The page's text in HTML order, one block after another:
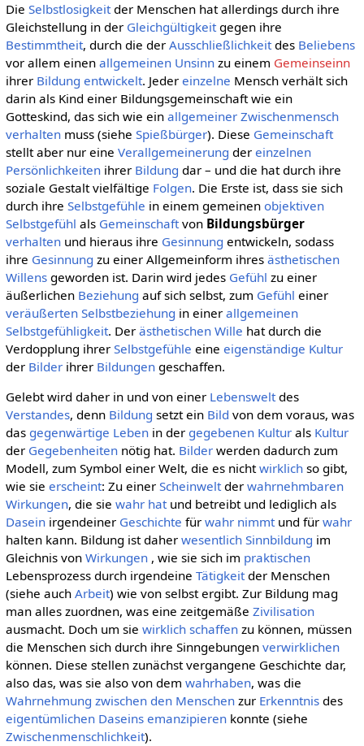
Die Selbstlosigkeitder Menschen hat allerdings durch ihre
Gleichstellung in der Gleichgültigkeitgegen ihre
Bestimmtheit, durch die der Ausschließlichkeitdes Beliebens
vor allem einen allgemeinen Unsinnzu einem Gemeinseinn
ihrer Bildung entwickelt. Jeder einzelne Mensch verhält sich
darin als Kind einer Bildungsgemeinschaft wie ein
Gotteskind, das sich wie ein allgemeiner Zwischenmensch
verhaltenmuss (siehe Spießbürger). Diese Gemeinschaft
stellt aber nur eine Verallgemeinerung der einzelnen
Persönlichkeitenihrer Bildung dar – und die hat durch ihre
soziale Gestalt vielfältige Folgen. Die Erste ist, dass sie sich
durch ihre Selbstgefühle in einem gemeinen objektiven
Selbstgefühl als Gemeinschaftvon Bildungsbürger
verhaltenund hieraus ihre Gesinnung entwickeln, sodass
ihre Gesinnung zu einer Allgemeinform ihres ästhetischen
Willensgeworden ist. Darin wird jedes Gefühl zu einer
äußerlichen Beziehung auf sich selbst, zum Gefühl einer
veräußerten Selbstbeziehung in einer allgemeinen
Selbstgefühligkeit. Der ästhetischen Wille hat durch die
Verdopplung ihrer Selbstgefühle eine eigenständige Kultur
der Bilderihrer Bildungengeschaffen.
Gelebt wird daher in und von einer Lebensweltdes
Verstandes, denn Bildung setzt ein Bild von dem voraus, was
das gegenwärtige Lebenin der gegebenen Kulturals Kultur
der Gegebenheitennötig hat. Bilderwerden dadurch zum
Modell, zum Symbol einer Welt, die es nichtwirklichso gibt,
wie sie erscheint: Zu einer Scheinweltder wahrnehmbaren
Wirkungen, die sie wahr hatund betreibt und lediglich als
Daseinirgendeiner Geschichte für wahr nimmtund für wahr
halten kann. Bildung ist daher wesentlich Sinnbildung im
Gleichnis von Wirkungen, wie sie sich im praktischen
Lebensprozess durch irgendeine Tätigkeitder Menschen
(siehe auch Arbeit) wie von selbst ergibt. Zur Bildung mag
man alles zuordnen, was eine zeitgemäße Zivilisation
ausmacht. Doch um sie wirklich schaffenzu können, müssen
die Menschen sich durch ihre Sinngebungen verwirklichen
können. Diese stellen zunächst vergangene Geschichte dar,
also das, was sie also von dem wahrhaben, was die
Wahrnehmung zwischen den Menschenzur Erkenntnisdes
eigentümlichen Daseins emanzipierenkonnte (siehe
Zwischenmenschlichkeit).